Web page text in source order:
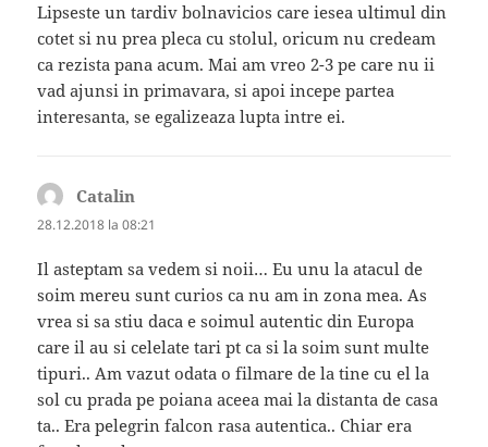
Lipseste un tardiv bolnavicios care iesea ultimul din
cotet si nu prea pleca cu stolul, oricum nu credeam
ca rezista pana acum. Mai am vreo 2-3 pe care nu ii
vad ajunsi in primavara, si apoi incepe partea
interesanta, se egalizeaza lupta intre ei.
Catalin
28.12.2018 la 08:21
Il asteptam sa vedem si noii… Eu unu la atacul de
soim mereu sunt curios ca nu am in zona mea. As
vrea si sa stiu daca e soimul autentic din Europa
care il au si celelate tari pt ca si la soim sunt multe
tipuri.. Am vazut odata o filmare de la tine cu el la
sol cu prada pe poiana aceea mai la distanta de casa
ta.. Era pelegrin falcon rasa autentica.. Chiar era